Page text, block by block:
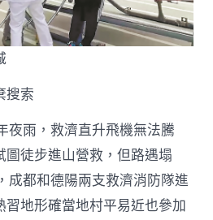
搜索
夜雨，救濟直升飛機無法騰
徒步進山營救，但路遇塌
成都和德陽兩支救濟消防隊進
習地形確當地村平易近也參加